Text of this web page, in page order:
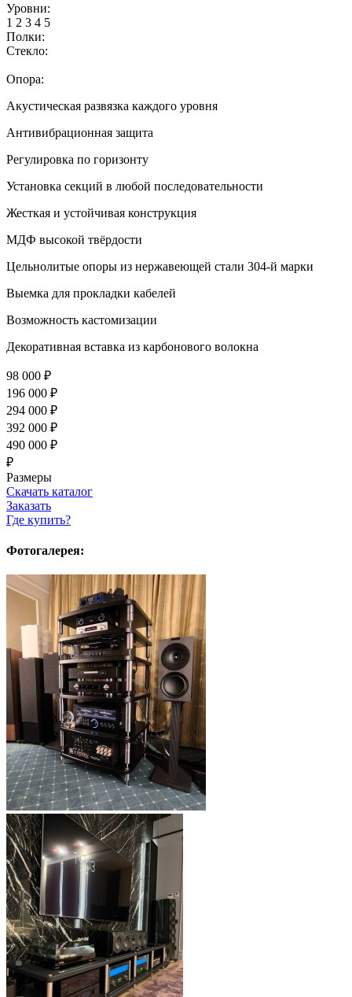
Уровни:
1 2 3 4 5
Полки:
Стекло:
Опора:
Акустическая развязка каждого уровня
Антивибрационная защита
Регулировка по горизонту
Установка секций в любой последовательности
Жесткая и устойчивая конструкция
МДФ высокой твёрдости
Цельнолитые опоры из нержавеющей стали 304-й марки
Выемка для прокладки кабелей
Возможность кастомизации
Декоративная вставка из карбонового волокна
98 000 ₽
196 000 ₽
294 000 ₽
392 000 ₽
490 000 ₽
₽
Размеры
Скачать каталог
Заказать
Где купить?
Фотогалерея: